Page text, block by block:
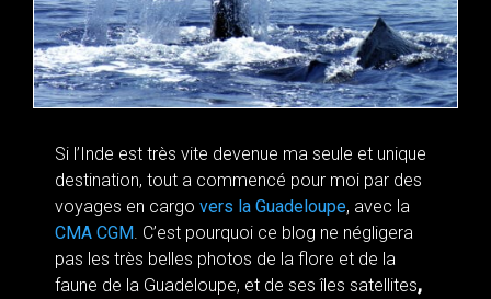
Si l’Inde est très vite devenue ma seule et unique
destination, tout a commencé pour moi par des
voyages en cargo vers la Guadeloupe, avec la
CMA CGM. C’est pourquoi ce blog ne négligera
pas les très belles photos de la flore et de la
faune de la Guadeloupe, et de ses îles satellites,